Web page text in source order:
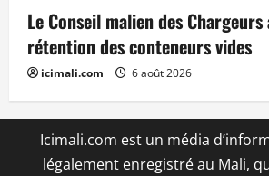
Le Conseil malien des
rétention des conteneurs vides
icimali.com 6 août 2026
Icimali.com est un média
légalement enregistré au Mali,